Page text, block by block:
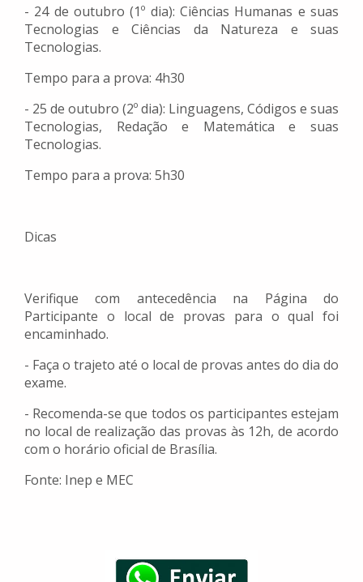
- 24 de outubro (1º dia): Ciências Humanas e suas
Tecnologias e Ciências da Natureza e suas
Tecnologias.
Tempo para a prova: 4h30
- 25 de outubro (2º dia): Linguagens, Códigos e suas
Tecnologias, Redação e Matemática e suas
Tecnologias.
Tempo para a prova: 5h30
Dicas
Verifique com antecedência na Página do
Participante o local de provas para o qual foi
encaminhado.
- Faça o trajeto até o local de provas antes do dia do
exame.
- Recomenda-se que todos os participantes estejam
no local de realização das provas às 12h, de acordo
com o horário oficial de Brasília.
Fonte: Inep e MEC